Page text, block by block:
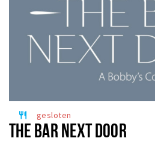
restaurant gesloten
THE BAR NEXT DOOR